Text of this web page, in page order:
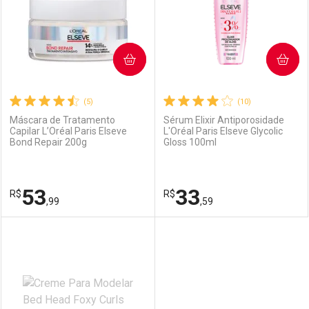
(5)
Máscara de Tratamento
Capilar L’Oréal Paris Elseve
Bond Repair 200g
R$53,99
COMPRAR
Laboratório
Por Menos
(10)
Sérum Elixir Antiporosidade
L'Oréal Paris Elseve Glycolic
Gloss 100ml
R$33,59
COMPRAR